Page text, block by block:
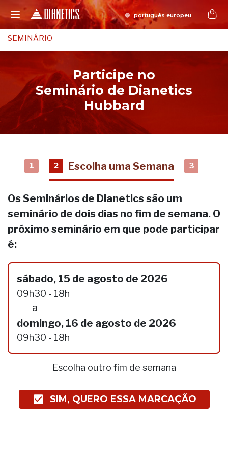
SEMINÁRIO
Participe no
Seminário de Dianetics
Hubbard
1 2 Escolha uma Semana 3
Os Seminários de Dianetics são um
seminário de dois dias no fim de semana. O
próximo seminário em que pode participar
é:
sábado, 15 de agosto de 2026
09h30 - 18h
a
domingo, 16 de agosto de 2026
09h30 - 18h
Escolha outro fim de semana
SIM, QUERO ESSA MARCAÇÃO